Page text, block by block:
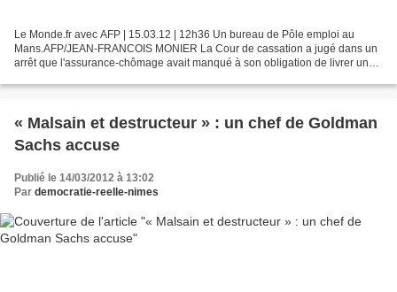
Le Monde.fr avec AFP | 15.03.12 | 12h36 Un bureau de Pôle emploi au
Mans.AFP/JEAN-FRANCOIS MONIER La Cour de cassation a jugé dans un
arrêt que l'assurance-chômage avait manqué à son obligation de livrer une
« Malsain et destructeur » : un chef de Goldman
Sachs accuse
Publié le 14/03/2012 à 13:02
Par democratie-reelle-nimes